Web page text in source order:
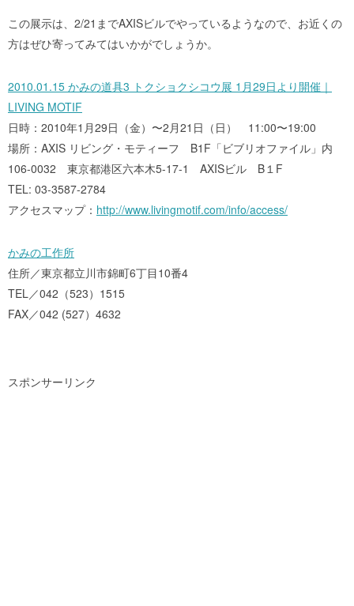
この展示は、2/21までAXISビルでやっているようなので、お近くの
方はぜひ寄ってみてはいかがでしょうか。
2010.01.15 かみの道具3 トクショクシコウ展 1月29日より開催｜
LIVING MOTIF
日時：2010年1月29日（金）〜2月21日（日） 11:00〜19:00
場所：AXIS リビング・モティーフ B1F「ビブリオファイル」内
106-0032 東京都港区六本木5-17-1 AXISビル B１F
TEL: 03-3587-2784
アクセスマップ： http://www.livingmotif.com/info/access/
かみの工作所
住所／東京都立川市錦町6丁目10番4
TEL／042（523）1515
FAX／042 (527）4632
スポンサーリンク